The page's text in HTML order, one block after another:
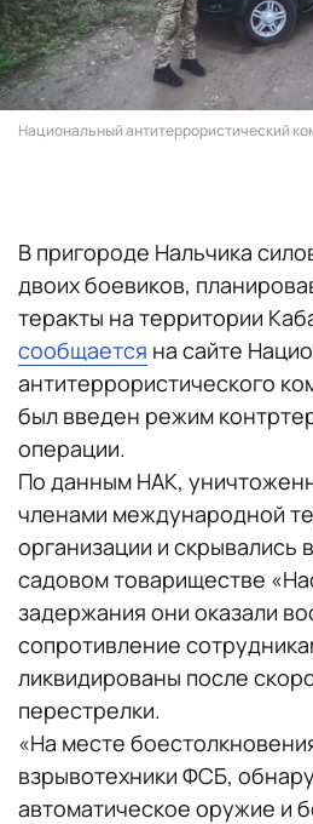
Национальный антитеррористический
В пригороде Нальчика
двоих боевиков,
теракты на территории
сообщается на сайте
антитеррористического
был введен режим
операции.
По данным НАК,
членами международной
организации и скрывались
садовом товариществе
задержания они оказали
сопротивление
ликвидированы после
перестрелки.
«На месте
взрывотехники ФСБ,
автоматическое оружие и